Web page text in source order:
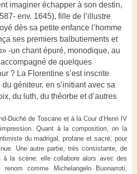
imaginer échapper à son destin,
env. 1645), fille de l’illustre
dès sa petite enfance l’homme
ses premiers balbutiements et
-un chant épuré, monodique, au
de quelques
? La Florentine s’est inscrite
géniteur, en s’initiant avec sa
du luth, du théorbe et d’autres
Duché de Toscane et à la Cour d’Henri IV
Quant à la composition, on la
du madrigal, profane et sacré, pour
Une autre partie, très consistante, de
à la scène: elle collabore alors avec des
comme Michelangelo Buonarroti,